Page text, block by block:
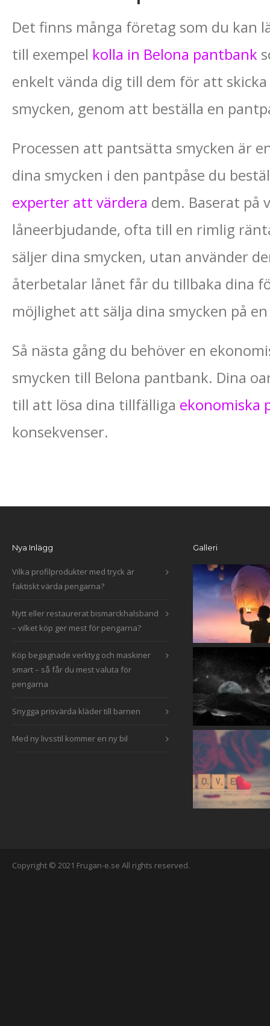
Det finns många företag som du kan
till exempel kolla in Belona pantbank
enkelt vända dig till dem för att
smycken, genom att beställa en
Processen att pantsätta smycken är
dina smycken i den pantpåse du
experter att värdera dem. Baserat på
låneerbjudande, ofta till en rimlig
säljer dina smycken, utan använder
återbetalar lånet får du tillbaka dina
möjlighet att sälja dina smycken på
Så nästa gång du behöver en
smycken till Belona pantbank. Dina
till att lösa dina tillfälliga ekonomiska
konsekvenser.
Nya Inlägg
Vilka profilprodukter med tryck är
faktiskt värda pengarna?
Nytt eller restaurerat bismarckhalsband
– vilket köp ger mest för pengarna?
Köp begagnade verktyg och maskiner
smart – så får du mest valuta för
pengarna
Snygga prisvärda kläder till barnen
Med ny livsstil kommer en ny bil
Galleri
Copyright © 2021 Frugan-e.se All rights reserved.